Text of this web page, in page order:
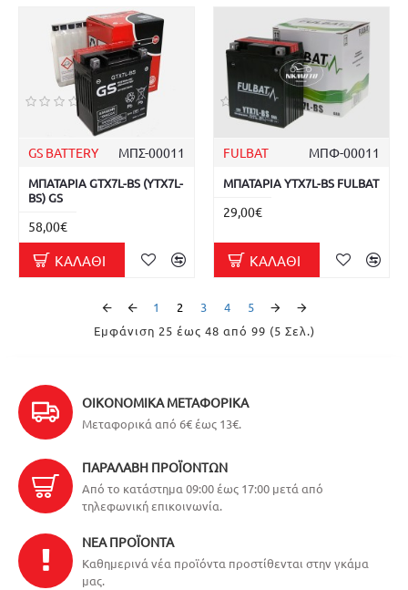
GS BATTERY ΜΠΣ-00011
ΜΠΑΤΑΡΙΑ GTX7L-BS (YTX7L-
BS) GS
58,00€
ΚΑΛΆΘΙ
FULBAT ΜΠΦ-00011
ΜΠΑΤΑΡΙΑ YTX7L-BS FULBAT
29,00€
ΚΑΛΆΘΙ
1 2 3 4
5
Εμφάνιση 25 έως 48 από 99 (5 Σελ.)
ΟΙΚΟΝΟΜΙΚΆ ΜΕΤΑΦΟΡΙΚΆ
Μεταφορικά από 6€ έως 13€.
ΠΑΡΑΛΑΒΉ ΠΡΟΪΌΝΤΩΝ
Από το κατάστημα 09:00 έως 17:00 μετά από
τηλεφωνική επικοινωνία.
ΝΈΑ ΠΡΟΪΌΝΤΑ
Καθημερινά νέα προϊόντα προστίθενται στην γκάμα
μας.